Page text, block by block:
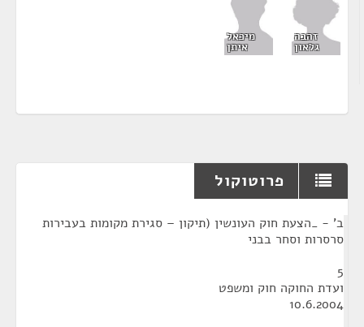
זהבה
גלאון
מיכאל
איתן
פרוטוקול
ב' - _הצעת חוק העונשין (תיקון – סגירת מקומות בעבירות
סרסרות וסחר בבני
5
ועדת החוקה חוק ומשפט
10.6.2004